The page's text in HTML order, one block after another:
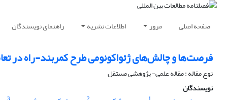
صفحه اصلی مرور اطلاعات نشریه راهنمای نویسندگان
فرصت‌ها و چالش‌های ژئواکونومی طرح کمربند‌-راه در
نوع مقاله : مقاله علمی- پژوهشی مستقل
نویسندگان